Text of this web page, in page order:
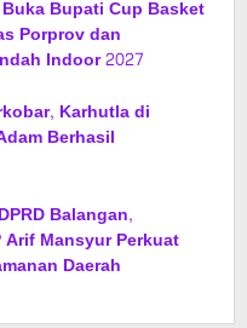
Bupati Cup Basket
Porprov dan
Indoor 2027
Karhutla di
Berhasil
Balangan,
Mansyur Perkuat
Daerah